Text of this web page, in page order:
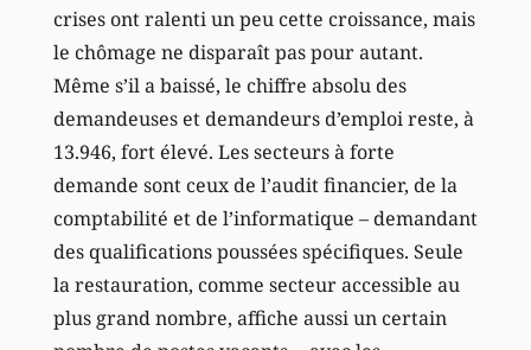
crises ont ralenti un peu cette croissance, mais
le chômage ne disparaît pas pour autant.
Même s’il a baissé, le chiffre absolu des
demandeuses et demandeurs d’emploi reste, à
13.946, fort élevé. Les secteurs à forte
demande sont ceux de l’audit financier, de la
comptabilité et de l’informatique – demandant
des qualifications poussées spécifiques. Seule
la restauration, comme secteur accessible au
plus grand nombre, affiche aussi un certain